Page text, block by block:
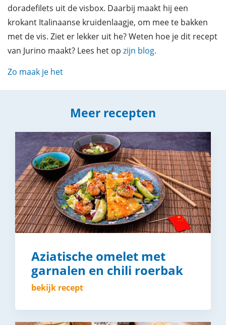
doradefilets uit de visbox. Daarbij maakt hij een
krokant Italinaanse kruidenlaagje, om mee te bakken
met de vis. Ziet er lekker uit he? Weten hoe je dit recept
van Jurino maakt? Lees het op zijn blog.
Zo maak je het
Meer recepten
Aziatische omelet met
garnalen en chili roerbak
bekijk recept